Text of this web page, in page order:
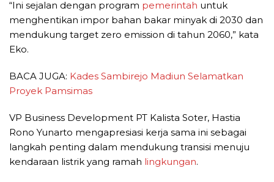
“Ini sejalan dengan program pemerintah untuk
menghentikan impor bahan bakar minyak di 2030 dan
mendukung target zero emission di tahun 2060,” kata
Eko.
BACA JUGA: Kades Sambirejo Madiun Selamatkan
Proyek Pamsimas
VP Business Development PT Kalista Soter, Hastia
Rono Yunarto mengapresiasi kerja sama ini sebagai
langkah penting dalam mendukung transisi menuju
kendaraan listrik yang ramah lingkungan.